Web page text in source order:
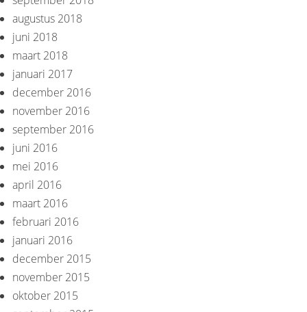
augustus 2018
juni 2018
maart 2018
januari 2017
december 2016
november 2016
september 2016
juni 2016
mei 2016
april 2016
maart 2016
februari 2016
januari 2016
december 2015
november 2015
oktober 2015